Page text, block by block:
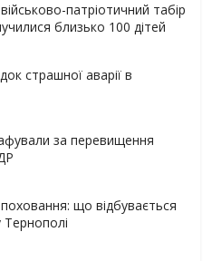
патріотичний табір
близько 100 дітей
страшної аварії в
за перевищення
поховання: що відбувається